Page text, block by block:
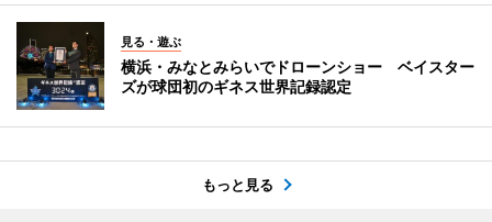
見る・遊ぶ
横浜・みなとみらいでドローンショー ベイスター
ズが球団初のギネス世界記録認定
もっと見る